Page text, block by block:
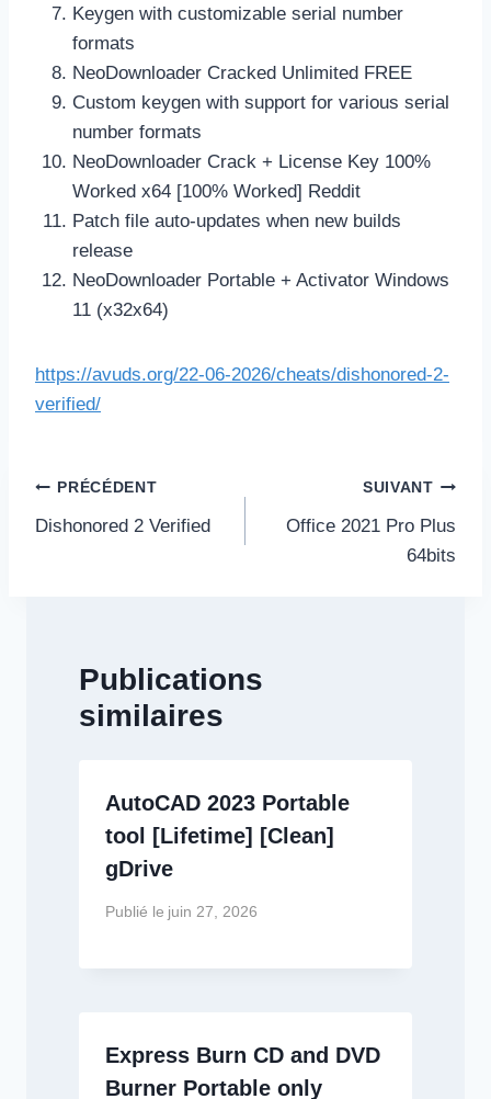
Keygen with customizable serial number
formats
NeoDownloader Cracked Unlimited FREE
Custom keygen with support for various serial
number formats
NeoDownloader Crack + License Key 100%
Worked x64 [100% Worked] Reddit
Patch file auto-updates when new builds
release
NeoDownloader Portable + Activator Windows
11 (x32x64)
https://avuds.org/22-06-2026/cheats/dishonored-2-
verified/
Navigation
de
PRÉCÉDENT
Dishonored 2 Verified
SUIVANT
Office 2021 Pro Plus
64bits
Publications
similaires
AutoCAD 2023 Portable
tool [Lifetime] [Clean]
gDrive
Publié le juin 27, 2026
Express Burn CD and DVD
Burner Portable only